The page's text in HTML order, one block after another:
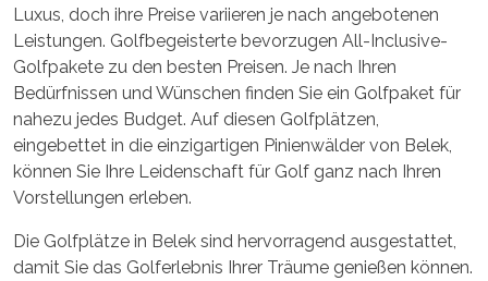
Luxus, doch ihre Preise variieren je nach angebotenen
Leistungen. Golfbegeisterte bevorzugen All-Inclusive-
Golfpakete zu den besten Preisen. Je nach Ihren
Bedürfnissen und Wünschen finden Sie ein Golfpaket für
nahezu jedes Budget. Auf diesen Golfplätzen,
eingebettet in die einzigartigen Pinienwälder von Belek,
können Sie Ihre Leidenschaft für Golf ganz nach Ihren
Vorstellungen erleben.
Die Golfplätze in Belek sind hervorragend ausgestattet,
damit Sie das Golferlebnis Ihrer Träume genießen können.